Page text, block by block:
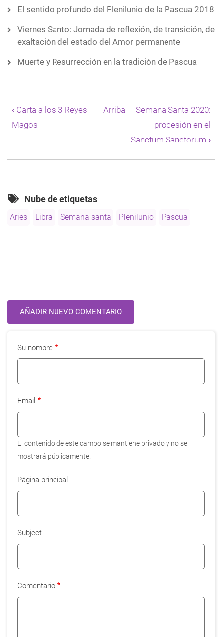
El sentido profundo del Plenilunio de la Pascua 2018
Viernes Santo: Jornada de reflexión, de transición, de
exaltación del estado del Amor permanente
Muerte y Resurrección en la tradición de Pascua
transversales
de
Book
Plenilunio
simbolismo
Pascua
‹Carta a los 3 Reyes
Magos
Arriba
Semana Santa 2020:
procesión en el
Sanctum Sanctorum ›
Nube de etiquetas
Aries Libra Semana santa Plenilunio Pascua
AÑADIR NUEVO COMENTARIO
Su nombre
Email
El contenido de este campo se mantiene privado y no se
mostrará públicamente.
Página principal
Subject
Comentario